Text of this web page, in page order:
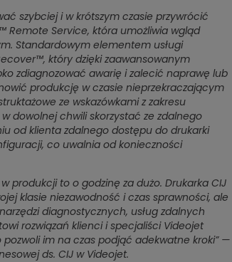
szybciej i w krótszym czasie przywrócić
Remote Service, która umożliwia wgląd
Standardowym elementem usługi
który dzięki zaawansowanym
zdiagnozować awarię i zalecić naprawę lub
produkcję w czasie nieprzekraczającym
ze wskazówkami z zakresu
dowolnej chwili skorzystać ze zdalnego
od klienta zdalnego dostępu do drukarki
co uwalnia od konieczności
produkcji to o godzinę za dużo. Drukarka CIJ
klasie niezawodność i czas sprawności, ale
diagnostycznych, usług zdalnych
rozwiązań klienci i specjaliści Videojet
im na czas podjąć adekwatne kroki”—
ds. CIJ w Videojet.